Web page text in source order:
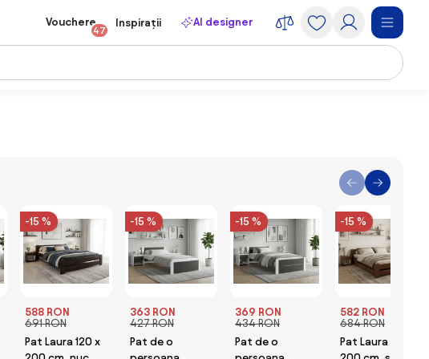
Vouchere
47
Inspirații AI designer
-15 %
588 RON
691 RON
Pat Laura 120 x
-15 %
363 RON
427 RON
Pat de o
-15 %
369 RON
434 RON
Pat de o
-15 %
582 RON
684 RON
Pat Laura 120 x